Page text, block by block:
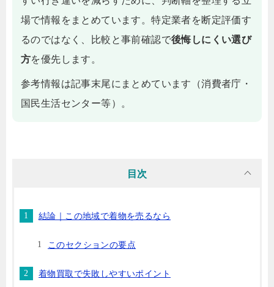
場で情報をまとめています。特定業者を断定評価す
るのではなく、比較と事前確認で後悔しにくい選び
方を優先します。
参考情報は記事末尾にまとめています（消費者庁・
国民生活センター等）。
目次
結論｜この地域で着物を売るなら
このセクションの要点
着物買取で失敗しやすいポイント